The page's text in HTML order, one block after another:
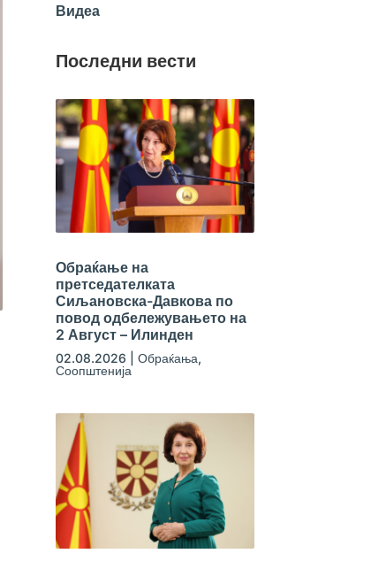
Видеа
Последни вести
Обраќање на
претседателката
Сиљановска-Давкова по
повод одбележувањето на
2 Август – Илинден
02.08.2026 Обраќања,
Соопштенија